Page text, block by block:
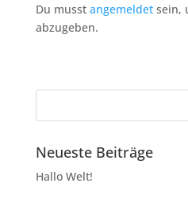
Du musst angemeldetsein,
abzugeben.
Neueste Beiträge
Hallo Welt!